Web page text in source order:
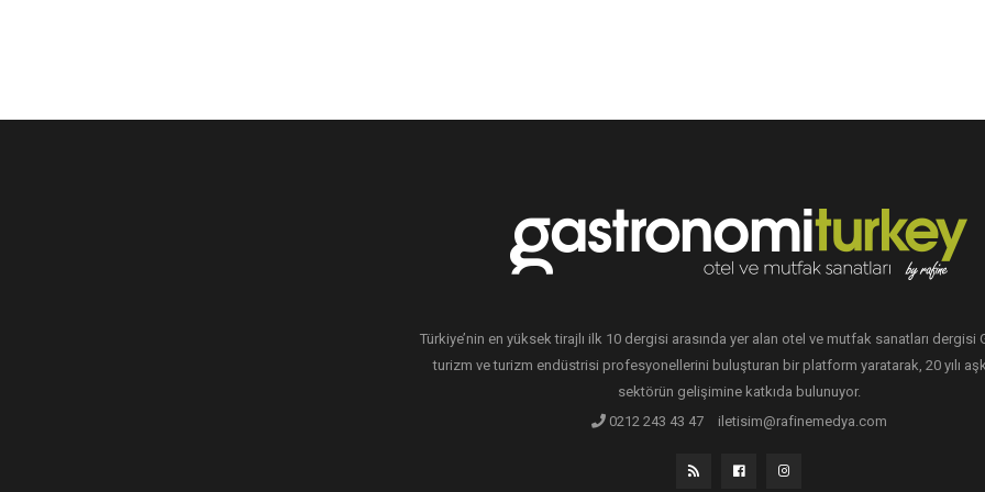
Türkiye’nin en yüksek tirajlı ilk 10 dergisi arasında yer alan otel ve mutfak sanatları dergisi
turizm ve turizm endüstrisi profesyonellerini buluşturan bir platform yaratarak, 20 yılı
sektörün gelişimine katkıda bulunuyor.
0212 243 43 47
iletisim@rafinemedya.com